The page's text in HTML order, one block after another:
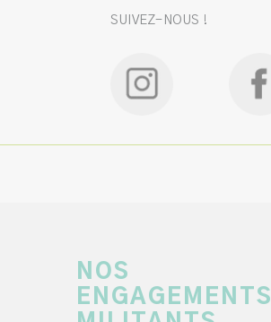
SUIVEZ-NOUS !
NOS
ENGAGEMENTS